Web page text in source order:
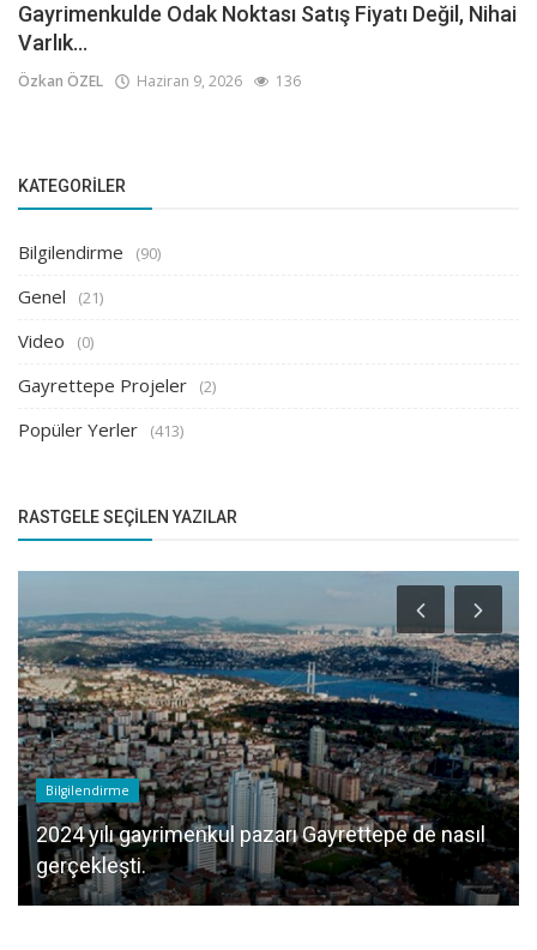
Gayrimenkulde Odak Noktası Satış Fiyatı Değil, Nihai
Varlık...
Özkan ÖZEL Haziran 9, 2026 136
KATEGORILER
Bilgilendirme (90)
Genel (21)
Video (0)
Gayrettepe Projeler (2)
Popüler Yerler (413)
RASTGELE SEÇILEN YAZILAR
Bilgilendirme
2024 yılı gayrimenkul pazarı Gayrettepe de nasıl
gerçekleşti.